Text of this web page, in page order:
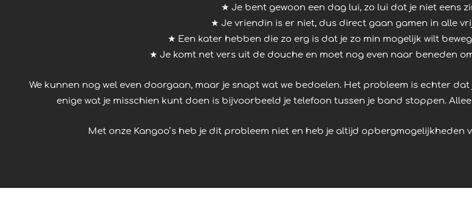
★ Je bent gewoon een dag lui, zo lui dat je niet eens
★ Je vriendin is er niet, dus direct gaan gamen in alle
★ Een kater hebben die zo erg is dat je zo min mogelijk wilt
★ Je komt net vers uit de douche en moet nog even naar beneden
We kunnen nog wel even doorgaan, maar je snapt wat we bedoelen. Het probleem is echter
enige wat je misschien kunt doen is bijvoorbeeld je telefoon tussen je band stoppen.
Met onze Kangoo’s heb je dit probleem niet en heb je altijd